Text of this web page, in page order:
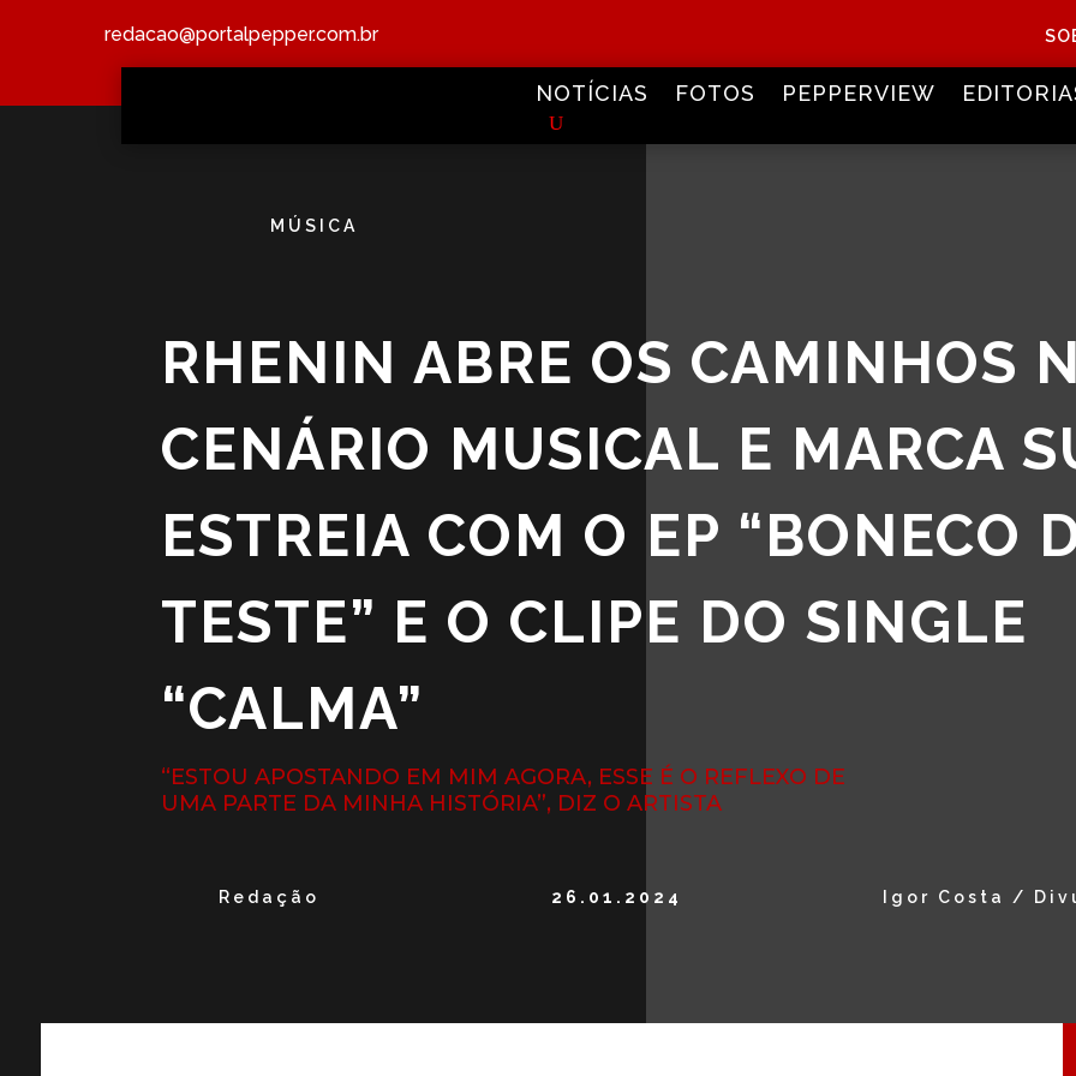
redacao@portalpepper.com.br
NOTÍCIAS FOTOS PEPPERVIEW
MÚSICA
RHENIN ABRE OS CAMINHOS
CENÁRIO MUSICAL E MARCA
ESTREIA COM O EP “BONECO
TESTE” E O CLIPE DO SINGLE
“CALMA”
“ESTOU APOSTANDO EM MIM AGORA, ESSE É O REFLEXO DE
UMA PARTE DA MINHA HISTÓRIA”, DIZ O ARTISTA
Redação 26.01.2024 Igor Costa /